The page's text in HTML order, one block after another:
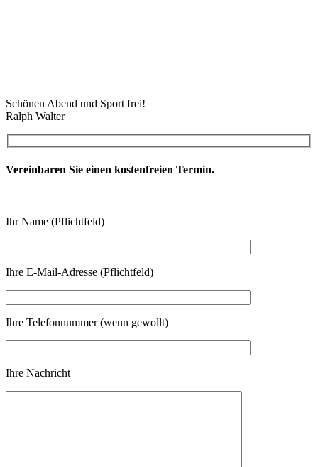
Schönen Abend und Sport frei!
Ralph Walter
Vereinbaren Sie einen kostenfreien Termin.
Ihr Name (Pflichtfeld)
Ihre E-Mail-Adresse (Pflichtfeld)
Ihre Telefonnummer (wenn gewollt)
Ihre Nachricht